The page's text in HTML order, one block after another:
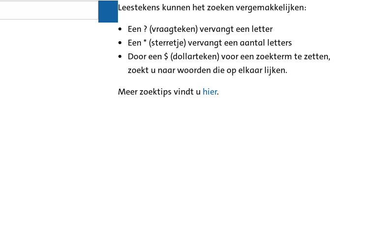
Leestekens kunnen het zoeken vergemakkelijken:
Een ? (vraagteken) vervangt een letter
Een * (sterretje) vervangt een aantal letters
Door een $ (dollarteken) voor een zoekterm te zetten,
zoekt u naar woorden die op elkaar lijken.
Meer zoektips vindt u hier.